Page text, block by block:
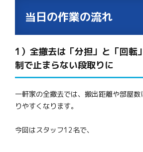
当日の作業の流れ
1）全撤去は「分担」と「回転
制で止まらない段取りに
一軒家の全撤去では、搬出距離や部屋
りやすくなります。
今回はスタッフ12名で、